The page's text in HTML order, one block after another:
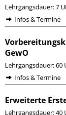
Lehrgangsdauer: 7
Infos & Termine
GewO
Lehrgangsdauer: 60
Infos & Termine
Erweiterte
Lehrgangsdauer: 40